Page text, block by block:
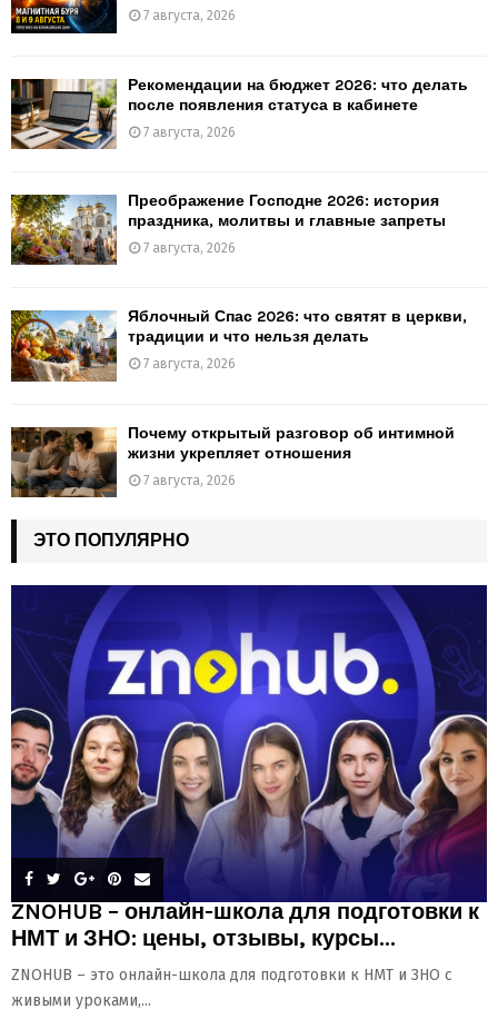
7 августа, 2026
Рекомендации на бюджет 2026: что делать
после появления статуса в кабинете
7 августа, 2026
Преображение Господне 2026: история
праздника, молитвы и главные запреты
7 августа, 2026
Яблочный Спас 2026: что святят в церкви,
традиции и что нельзя делать
7 августа, 2026
Почему открытый разговор об интимной
жизни укрепляет отношения
7 августа, 2026
ЭТО ПОПУЛЯРНО
ZNOHUB – онлайн-школа для подготовки к
НМТ и ЗНО: цены, отзывы, курсы...
ZNOHUB – это онлайн-школа для подготовки к НМТ и ЗНО с
живыми уроками,...